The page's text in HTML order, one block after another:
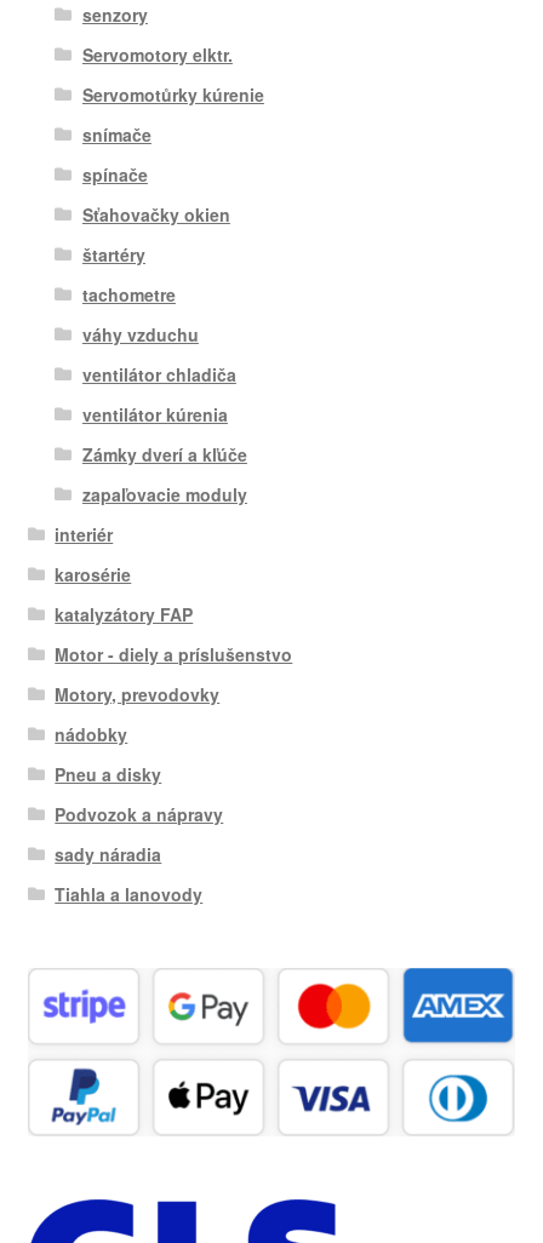
senzory
Servomotory elktr.
Servomotůrky kúrenie
snímače
spínače
Sťahovačky okien
štartéry
tachometre
váhy vzduchu
ventilátor chladiča
ventilátor kúrenia
Zámky dverí a kľúče
zapaľovacie moduly
interiér
karosérie
katalyzátory FAP
Motor - diely a príslušenstvo
Motory, prevodovky
nádobky
Pneu a disky
Podvozok a nápravy
sady náradia
Tiahla a lanovody